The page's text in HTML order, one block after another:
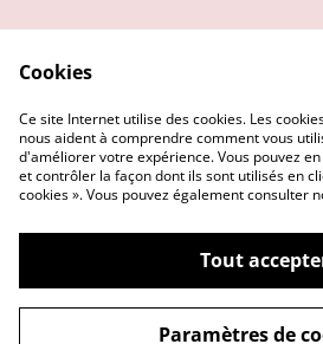
Confidentialité
Cookies
©2026Getsu art and co
Cookies
Ce site Internet utilise des cookies. Les
nous aident à comprendre comment vous
d'améliorer votre expérience. Vous pouvez
et contrôler la façon dont ils sont utilisés en
cookies ». Vous pouvez également consulter
Tout
Paramètres de